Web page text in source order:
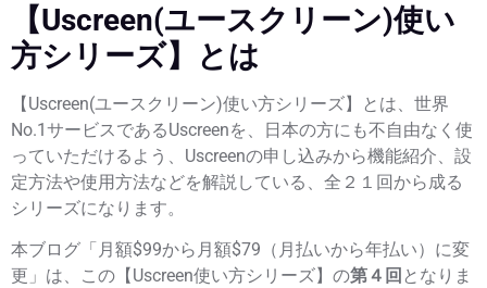
【Uscreen(ユースクリーン)使い
方シリーズ】とは
【Uscreen(ユースクリーン)使い方シリーズ】とは、世界
No.1サービスであるUscreenを、日本の方にも不自由なく使
っていただけるよう、Uscreenの申し込みから機能紹介、設
定方法や使用方法などを解説している、全２１回から成る
シリーズになります。
本ブログ「月額$99から月額$79（月払いから年払い）に変
更」は、この【Uscreen使い方シリーズ】の第４回 となりま